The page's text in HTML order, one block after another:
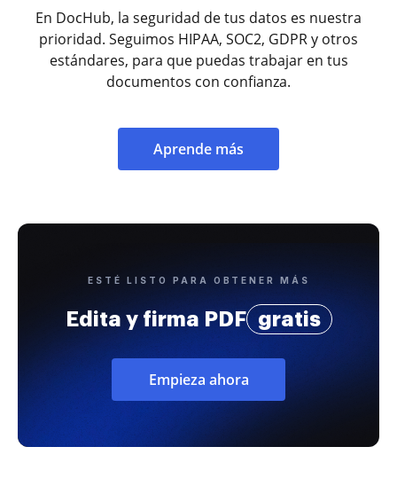
En DocHub, la seguridad de tus datos es nuestra
prioridad. Seguimos HIPAA, SOC2, GDPR y otros
estándares, para que puedas trabajar en tus
documentos con confianza.
Aprende más
ESTÉ LISTO PARA OBTENER MÁS
Edita y firma PDF gratis
Empieza ahora